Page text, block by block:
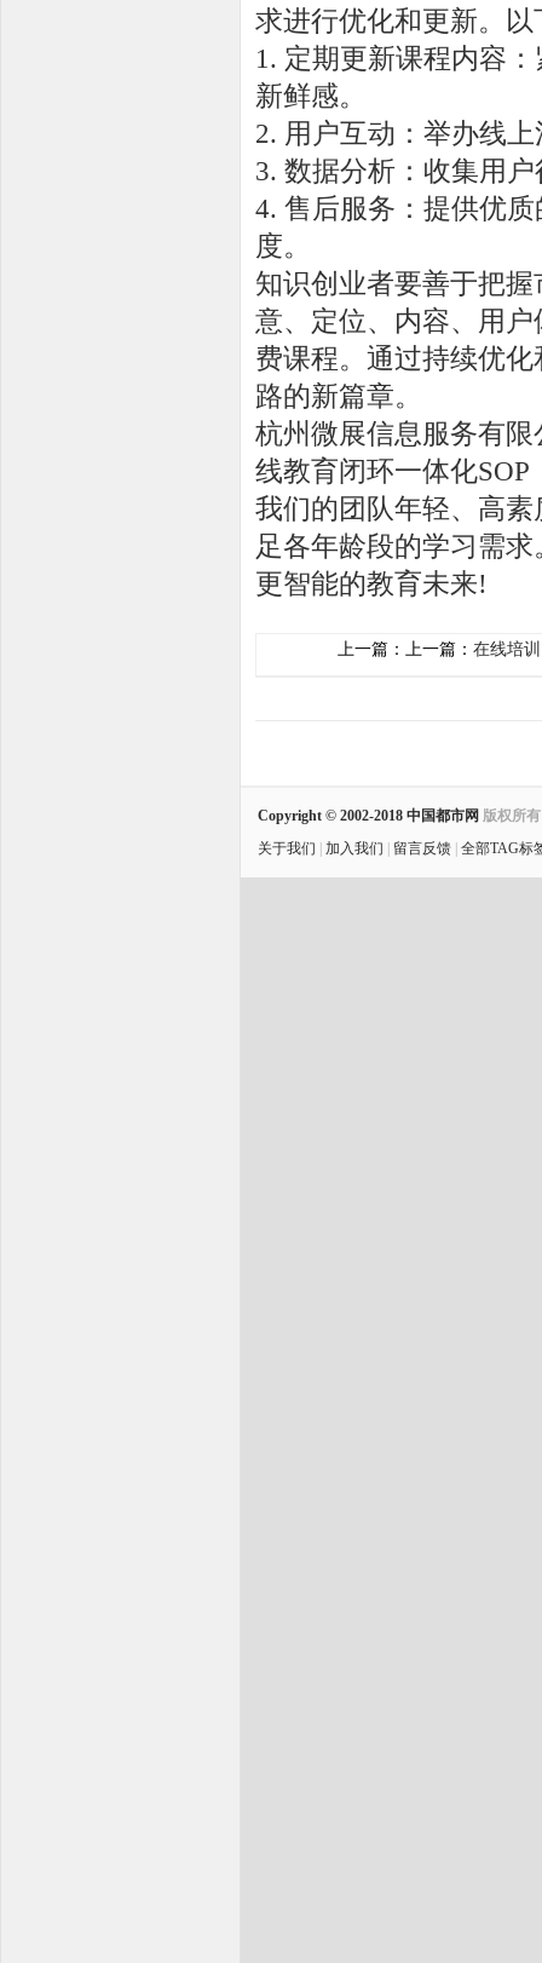
求进行优化和更新。
1. 定期更新课程内容
新鲜感。
2. 用户互动：举办线
3. 数据分析：收集用
4. 售后服务：提供优
度。
知识创业者要善于把
意、定位、内容、用
费课程。通过持续优
路的新篇章。
杭州微展信息服务有
线教育闭环一体化
我们的团队年轻、高
足各年龄段的学习需
更智能的教育未来!
上一篇：上一篇： 在线培
Copyright © 2002-2018 中国都市网 版权所
关于我们
加入我们 留言反馈 全部TAG标